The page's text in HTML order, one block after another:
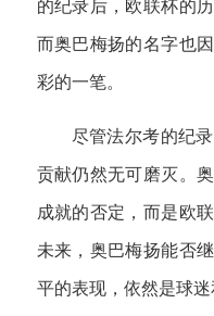
的纪录后，欧联杯的
而奥巴梅扬的名字也
彩的一笔。
尽管法尔考的纪
贡献仍然无可磨灭。
成就的否定，而是欧
未来，奥巴梅扬能否
平的表现，依然是球迷